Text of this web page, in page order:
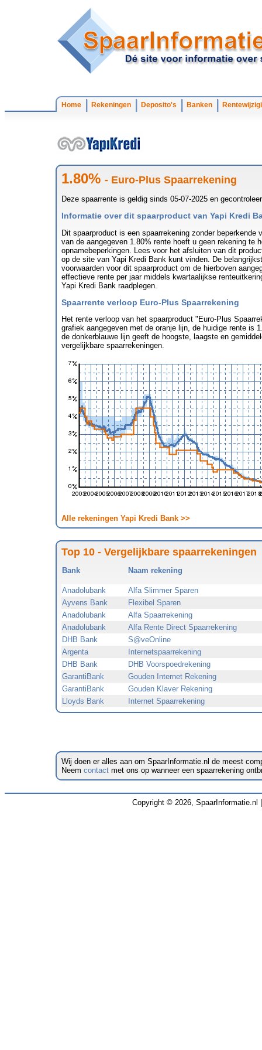
Home Rekeningen Deposito's Banken
1.80% - Euro-Plus Spaarrekening
Deze spaarrente is geldig sinds 05-07-2025 en
Informatie over dit spaarproduct van Yapi Kredi
Dit spaarproduct is een spaarrekening zonder beperkende
van de aangegeven 1.80% rente hoeft u geen rekening te
opnamebeperkingen. Lees voor het afsluiten van dit
op de site van Yapi Kredi Bank kunt vinden. De
voorwaarden voor dit spaarproduct om de hierboven
effectieve rente per jaar middels kwartaalijkse
Yapi Kredi Bank raadplegen.
Spaarrente verloop Euro-Plus Spaarrekening
Het rente verloop van het spaarproduct "Euro-Plus
grafiek aangegeven met de oranje lijn, de huidige rente is
de donkerblauwe lijn geeft de hoogste, laagste en
vergelijkbare spaarrekeningen.
Alle rekeningen Yapi Kredi Bank >>
Top 10 - Vergelijkbare spaarrekeningen
Bank Naam rekening
Anadolubank
Alfa Slimmer Sparen
Ayvens Bank
Flexibel Sparen
Anadolubank
Alfa Spaarrekening
Anadolubank
Alfa Rente Direct Spaarrekening
DHB Bank
S@veOnline
Argenta
Internetspaarrekening
DHB Bank
DHB Voorspoedrekening
GarantiBank
Gouden Internet Rekening
GarantiBank
Gouden Klaver Rekening
Lloyds Bank
Internet Spaarrekening
Wij doen er alles aan om SpaarInformatie.nl de meest
Neem contact met ons op wanneer een spaarrekening
Copyright © 2026, SpaarInformatie.nl